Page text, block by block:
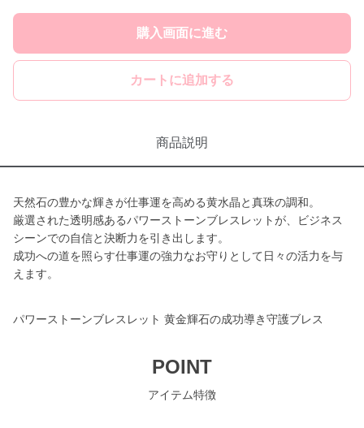
購入画面に進む
カートに追加する
商品説明
天然石の豊かな輝きが仕事運を高める黄水晶と真珠の調和。
厳選された透明感あるパワーストーンブレスレットが、ビジネス
シーンでの自信と決断力を引き出します。
成功への道を照らす仕事運の強力なお守りとして日々の活力を与
えます。
パワーストーンブレスレット 黄金輝石の成功導き守護ブレス
POINT
アイテム特徴